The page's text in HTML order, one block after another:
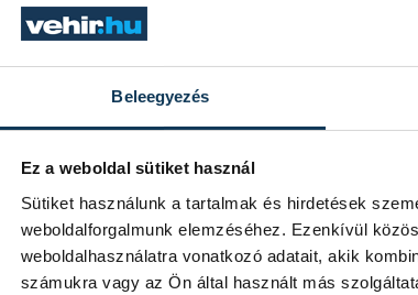
Beleegyezés
Ez a weboldal sütiket használ
Sütiket használunk a tartalmak és hirdetések
weboldalforgalmunk elemzéséhez. Ezenkívül
weboldalhasználatra vonatkozó adatait, akik
számukra vagy az Ön által használt más
kormányt meghajlítani, vagy az álláspontját
európai szinten, európai szinten sem. Magyarország
És nem csak 1956 óta, hanem 1100 éve – mondta
Bem térre
elől ezután elindult a már hagyományos fáklyás
vezető miniszter azt mondta: egy szabad
a közös nyelv, a kultúra és a történelem
után is megőrzött és összetartott.